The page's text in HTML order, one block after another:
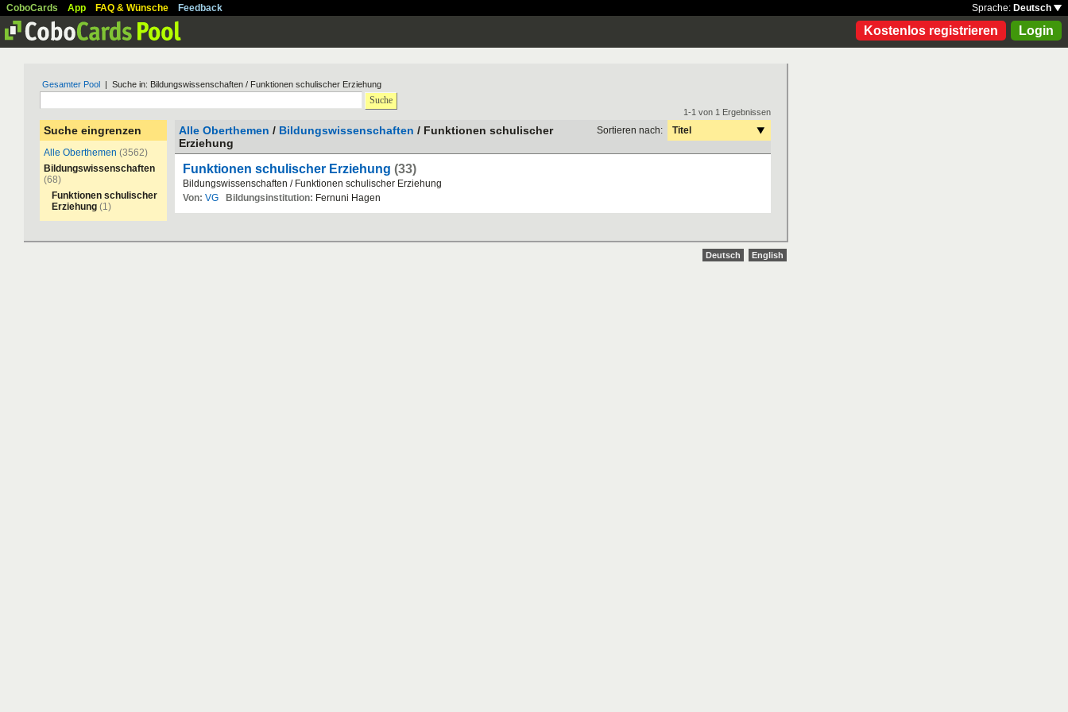
CoboCards App FAQ & Wünsche Feedback Sprache: Deutsch
Kostenlos registrieren Login
Gesamter Pool | Suche in: Bildungswissenschaften / Funktionen schulischer Erziehung
Suche
Suche eingrenzen
Alle Oberthemen (3562)
Bildungswissenschaften
(68)
Funktionen schulischer
Erziehung (1)
1-1 von 1 Ergebnissen
Alle Oberthemen / Bildungswissenschaften / Funktionen schulischer
Erziehung
Sortieren nach: Titel
Funktionen schulischer Erziehung (33)
Bildungswissenschaften / Funktionen schulischer Erziehung
Von: VG Bildungsinstitution: Fernuni Hagen
Deutsch English